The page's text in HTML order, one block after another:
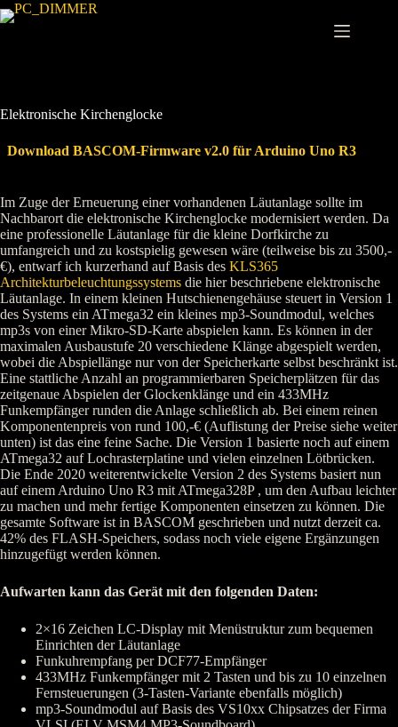
Zum
Inhalt
Elektronische Kirchenglocke
Download BASCOM-Firmware v2.0 für Arduino Uno R3
Im Zuge der Erneuerung einer vorhandenen Läutanlage sollte im
Nachbarort die elektronische Kirchenglocke modernisiert werden. Da
eine professionelle Läutanlage für die kleine Dorfkirche zu
umfangreich und zu kostspielig gewesen wäre (teilweise bis zu 3500,-
€), entwarf ich kurzerhand auf Basis des KLS365
Architekturbeleuchtungssystems die hier beschriebene elektronische
Läutanlage. In einem kleinen Hutschienengehäuse steuert in Version 1
des Systems ein ATmega32 ein kleines mp3-Soundmodul, welches
mp3s von einer Mikro-SD-Karte abspielen kann. Es können in der
maximalen Ausbaustufe 20 verschiedene Klänge abgespielt werden,
wobei die Abspiellänge nur von der Speicherkarte selbst beschränkt ist.
Eine stattliche Anzahl an programmierbaren Speicherplätzen für das
zeitgenaue Abspielen der Glockenklänge und ein 433MHz
Funkempfänger runden die Anlage schließlich ab. Bei einem reinen
Komponentenpreis von rund 100,-€ (Auflistung der Preise siehe weiter
unten) ist das eine feine Sache. Die Version 1 basierte noch auf einem
ATmega32 auf Lochrasterplatine und vielen einzelnen Lötbrücken.
Die Ende 2020 weiterentwickelte Version 2 des Systems basiert nun
auf einem Arduino Uno R3 mit ATmega328P , um den Aufbau leichter
zu machen und mehr fertige Komponenten einsetzen zu können. Die
gesamte Software ist in BASCOM geschrieben und nutzt derzeit ca.
42% des FLASH-Speichers, sodass noch viele eigene Ergänzungen
hinzugefügt werden können.
Aufwarten kann das Gerät mit den folgenden Daten:
2×16 Zeichen LC-Display mit Menüstruktur zum bequemen
Einrichten der Läutanlage
Funkuhrempfang per DCF77-Empfänger
433MHz Funkempfänger mit 2 Tasten und bis zu 10 einzelnen
Fernsteuerungen (3-Tasten-Variante ebenfalls möglich)
mp3-Soundmodul auf Basis des VS10xx Chipsatzes der Firma